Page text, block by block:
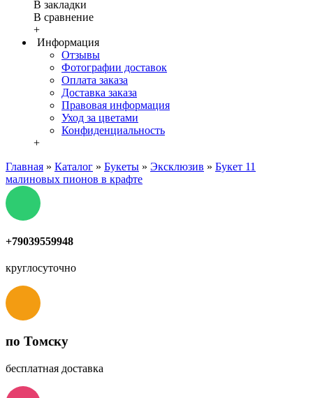
В закладки
В сравнение
+
Информация
Отзывы
Фотографии доставок
Оплата заказа
Доставка заказа
Правовая информация
Уход за цветами
Конфиденциальность
+
Главная » Каталог » Букеты » Эксклюзив » Букет 11
малиновых пионов в крафте
+79039559948
круглосуточно
по Томску
бесплатная доставка